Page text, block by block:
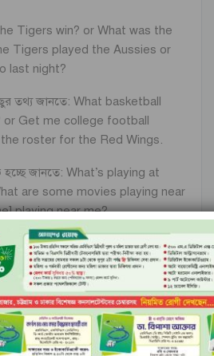
Tigers win? or What was the
Tigers played the Aussies or
last night?
তথ্য জানতে: What basketball
or Get me college football
roster for the Red Wings.
হচ্ছে জানতে: What’s playing at
are some movies playing near
playing near me?
হচ্ছে (Shazam এর মাধ্যমে):
stop, skip/next, play previous